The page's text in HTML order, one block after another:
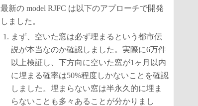
最新の model RJFC は以下のアプローチで開発
しました。
まず、空いた窓は必ず埋まるという都市伝
説が本当なのか確認しました。実際に6万件
以上検証し、下方向に空いた窓が1ヶ月以内
に埋まる確率は50%程度しかないことを確認
しました。埋まらない窓は半永久的に埋ま
らないことも多々あることが分かりまし